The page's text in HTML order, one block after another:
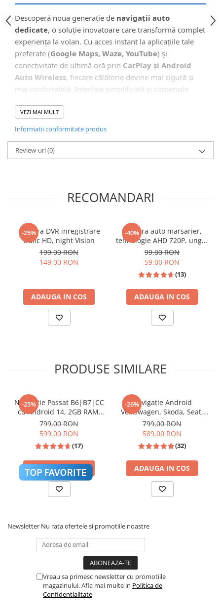
Descoperă noua generație de navigații auto
dedicate, o soluție inovatoare care transformă complet
experiența la volan. Cu acces instant la aplicațiile tale
preferate (Google Maps, Waze, YouTube) și
conectivitate de ultimă oră prin CarPlay și Android
Auto Wireless, fiecare călătorie devine mai sigură și
mai confortabilă. Interfața simplificată și comenzile
🖥️ Interfață Intuitivă și Modernă
📱 Meniu Aplicații Structurat
🎵 Egalizator Audio DSP
pentru Bass, Treble și Loudness.
Sistem Activ de Răcire (Cooling
Fan)
VEZI MAI MULT
Informatii conformitate produs
Review-uri(0)
RECOMANDARI
-25%
Camera DVR inregistrare
trafic HD, night Vision
199,00 RON
149,00 RON
ADAUGA IN COS
-40%
Camera auto marsarier,
tehnologie AHD 720P, unghi
170 grade, rezistenta la apa
si praf
99,00 RON
59,00 RON
(13)
ADAUGA IN COS
PRODUSE SIMILARE
-25%
Navigatie Passat B6|B7|CC
cu Android 14, 2GB RAM,
CarPlay si Anroid Auto,
Mirror Link, Wi-fi, Youtube,
Waze, ecran HD 10.1 Inch
799,00 RON
599,00 RON
(17)
ADAUGA IN COS
-26%Navigație Android
Volkswagen, Skoda, Seat,
CarPlay & Android Auto,
ecran 7"|Compatibil Golf 5,
Golf 6, Jetta, Passat
B6/B7/CC, Polo, Tiguan,
Touran
799,00 RON
589,00 RON
(32)
ADAUGA IN COS
Newsletter Nu rata ofertele si promotiile noastre
Vreau sa primesc newsletter cu promotiile
magazinului. Afla mai multe in Politica de
Confidentialitate